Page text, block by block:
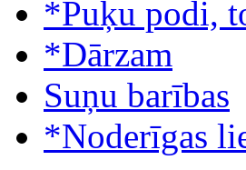
*Puķu podi,
*Dārzam
Suņu barības
*Noderīgas